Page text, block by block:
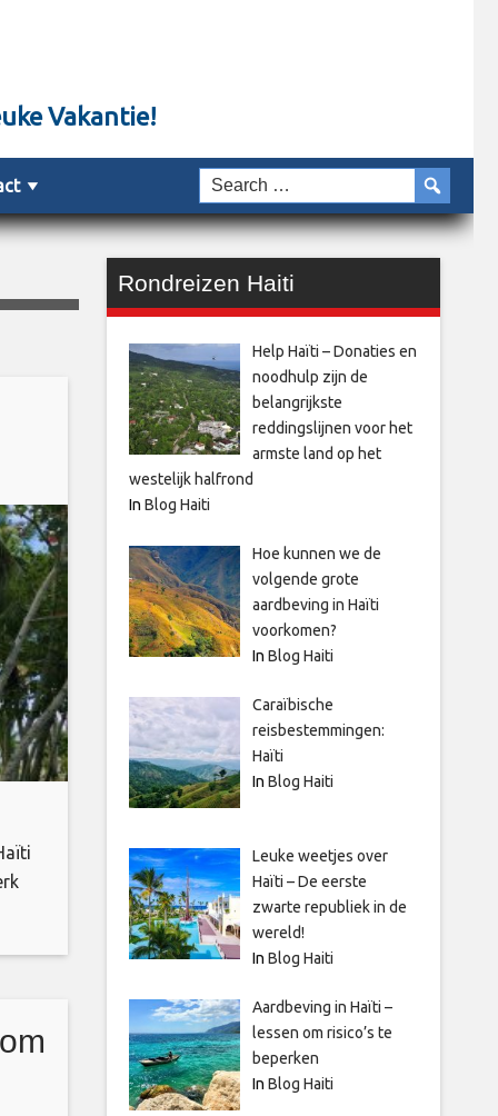
Vakantie!
er
Rondreizen Haiti
Help Haïti – Donaties en
noodhulp zijn de
belangrijkste
reddingslijnen voor het
armste land op het
westelijk halfrond
In Blog Haiti
Hoe kunnen we de
volgende grote
aardbeving in Haïti
voorkomen?
In Blog Haiti
Caraïbische
reisbestemmingen:
Haïti
In Blog Haiti
Leuke weetjes over
Haïti – De eerste
zwarte republiek in de
wereld!
In Blog Haiti
Aardbeving in Haïti –
lessen om risico’s te
beperken
In Blog Haiti